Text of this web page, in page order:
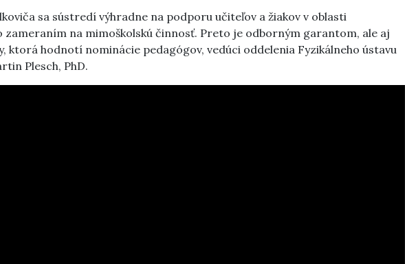
sa sústredí výhradne na podporu učiteľov a žiakov v oblasti
zameraním na mimoškolskú činnosť. Preto je odborným garantom, ale aj
ktorá hodnotí nominácie pedagógov, vedúci oddelenia Fyzikálneho ústavu
Plesch, PhD.